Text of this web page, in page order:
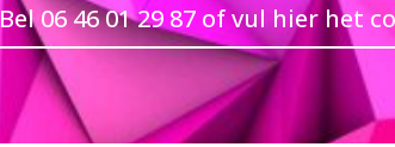
Bel 06 46 01 29 87 of vul hier het